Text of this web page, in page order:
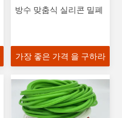
방수 맞춤식 실리콘 밀폐
가장 좋은 가격 을 구하라